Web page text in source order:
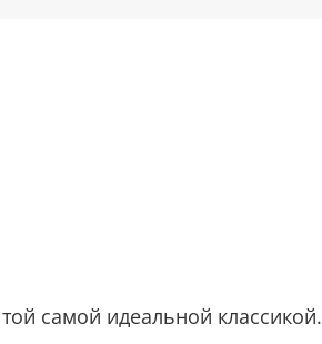
самой идеальной классикой.